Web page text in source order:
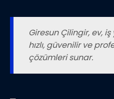
Giresun Çilingir, ev,
hızlı, güvenilir ve
çözümleri sunar.